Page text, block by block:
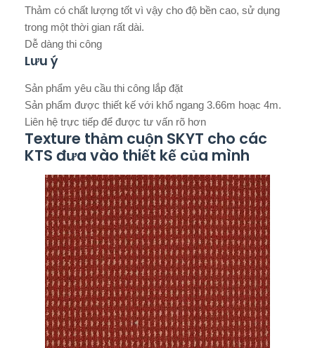
Thảm có chất lượng tốt vì vậy cho độ bền cao, sử dụng
trong một thời gian rất dài.
Dễ dàng thi công
Lưu ý
Sản phẩm yêu cầu thi công lắp đặt
Sản phẩm được thiết kế với khổ ngang 3.66m hoạc 4m.
Liên hệ trực tiếp để được tư vấn rõ hơn
Texture thảm cuộn SKYT cho các
KTS đưa vào thiết kế của mình